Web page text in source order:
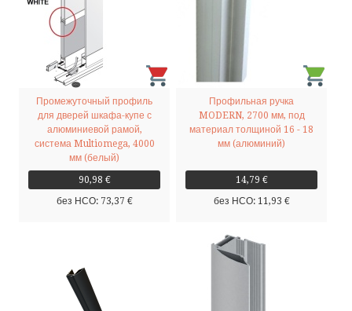
Промежуточный профиль
для дверей шкафа-купе с
алюминиевой рамой,
система Multiomega, 4000
мм (белый)
90,98 €
без НСО: 73,37 €
Профильная ручка
MODERN, 2700 мм, под
материал толщиной 16 - 18
мм (алюминий)
14,79 €
без НСО: 11,93 €